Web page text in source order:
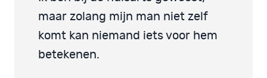
maar zolang mijn man niet zelf
komt kan niemand iets voor hem
betekenen.